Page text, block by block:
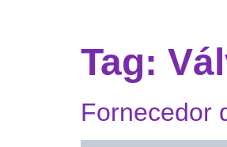
Tag:
Fornecedor